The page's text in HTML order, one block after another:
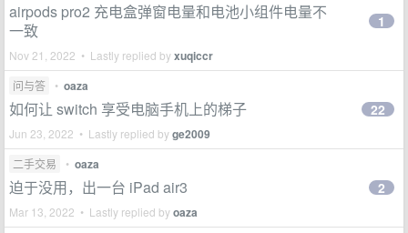
airpods pro2 充电盒弹窗电量和电池小组件电量不
一致
Nov 21, 2022 • Lastly replied byxuqiccr
1
问与答 • oaza
如何让 switch 享受电脑手机上的梯子
Jun 23, 2022 • Lastly replied byge2009
22
二手交易 • oaza
迫于没用，出一台 iPad air3
Mar 13, 2022 • Lastly replied byoaza
2